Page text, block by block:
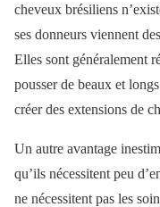
cheveux brésiliens
ses donneurs viennent
Elles sont généralement
pousser de beaux et
créer des extensions de
Un autre avantage
qu’ils nécessitent peu
ne nécessitent pas les